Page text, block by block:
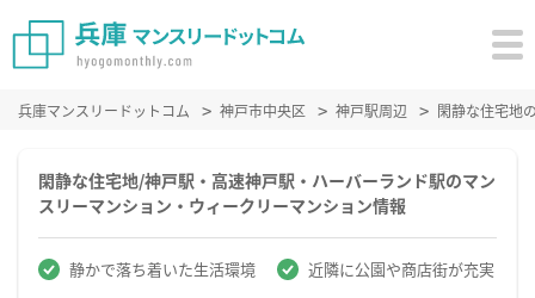
兵庫マンスリードットコム 神戸市中央区 神戸駅周辺 閑静な住宅地
閑静な住宅地/神戸駅・高速神戸駅・ハーバーランド駅のマン
スリーマンション・ウィークリーマンション情報
静かで落ち着いた生活環境 近隣に公園や商店街が充実